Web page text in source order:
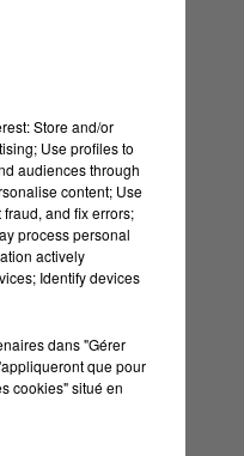
Store and/or
Use profiles to
audiences through
content; Use
and fix errors;
process personal
actively
Identify devices
dans "Gérer
que pour
cookies" situé en